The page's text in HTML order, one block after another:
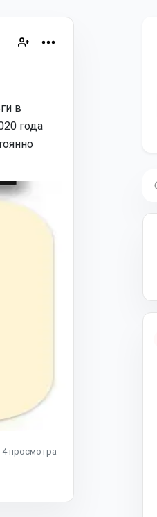
в
года
4просмотра